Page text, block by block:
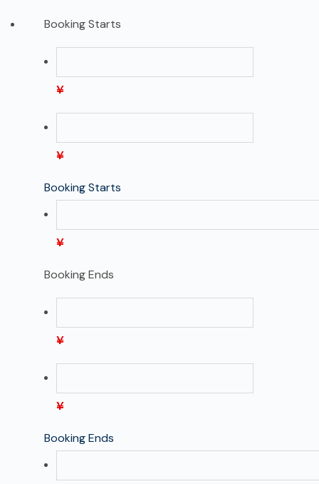
Booking Starts
¥
¥
Booking Starts
¥
Booking Ends
¥
¥
Booking Ends